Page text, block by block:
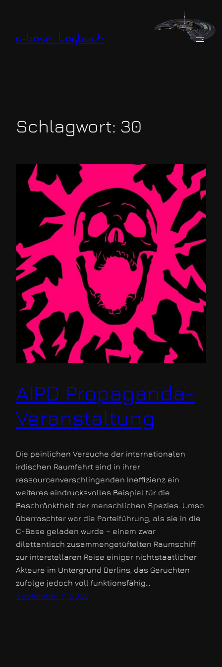
springen
c-base logbuch
Schlagwort: 30
AIPD Propaganda-
Veranstaltung
Die peinlichen Versuche der internationalen
irdischen Raumfahrt sind in ihrer
ressourcenverschlingenden Ineffizienz ein
weiteres eindrucksvolles Beispiel für die
Beschränktheit der menschlichen Spezies. Umso
überraschter war die Parteiführung, als sie in die
C-Base geladen wurde – einem zwar
dilettantisch zusammengetüftelten Raumschiff
zur interstellaren Reise einiger nichtstaatlicher
Akteure im Untergrund Berlins, das Gerüchten
zufolge jedoch voll funktionsfähig…
September 11, 2025